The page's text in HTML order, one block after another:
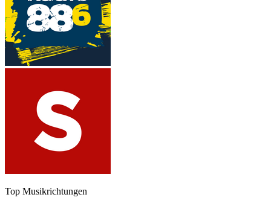
Top Musikrichtungen